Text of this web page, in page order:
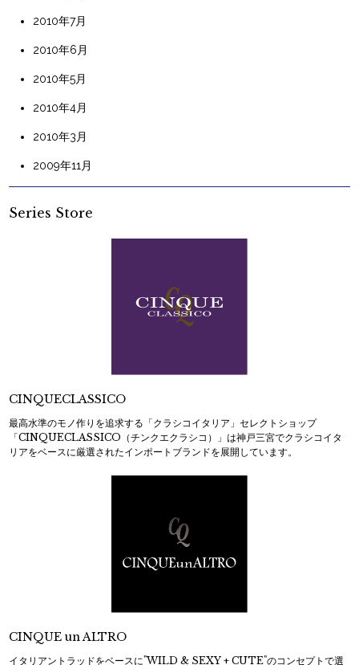
2010年7月
2010年6月
2010年5月
2010年4月
2010年3月
2009年11月
Series Store
CINQUECLASSICO
最高水準のモノ作りを追求する「クラシコイタリア」セレクトショップ
「CINQUECLASSICO（チンクエクラシコ）」は神戸三宮でクラシコイタ
リアをベースに厳選されたインポートブランドを展開しています。
CINQUE un ALTRO
イタリアントラッドをベースに"WILD & SEXY + CUTE"のコンセプトで選